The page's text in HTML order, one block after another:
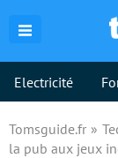
Electricité
Tomsguide.fr
la pub aux jeux